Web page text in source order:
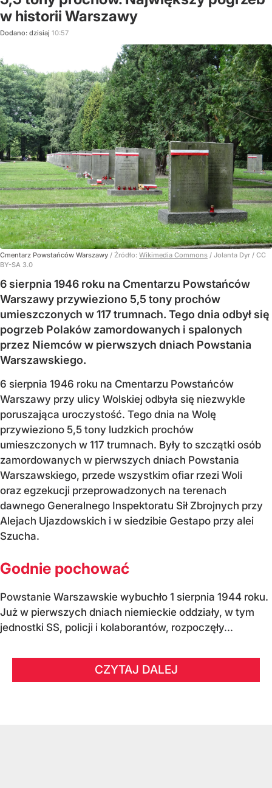
w historii Warszawy
Dodano: dzisiaj 10:57
Cmentarz Powstańców Warszawy / Źródło: Wikimedia Commons / Jolanta Dyr / CC
BY-SA 3.0
6 sierpnia 1946 roku na Cmentarzu Powstańców
Warszawy przywieziono 5,5 tony prochów
umieszczonych w 117 trumnach. Tego dnia odbył się
pogrzeb Polaków zamordowanych i spalonych
przez Niemców w pierwszych dniach Powstania
Warszawskiego.
6 sierpnia 1946 roku na Cmentarzu Powstańców
Warszawy przy ulicy Wolskiej odbyła się niezwykle
poruszająca uroczystość. Tego dnia na Wolę
przywieziono 5,5 tony ludzkich prochów
umieszczonych w 117 trumnach. Były to szczątki osób
zamordowanych w pierwszych dniach Powstania
Warszawskiego, przede wszystkim ofiar rzezi Woli
oraz egzekucji przeprowadzonych na terenach
dawnego Generalnego Inspektoratu Sił Zbrojnych przy
Alejach Ujazdowskich i w siedzibie Gestapo przy alei
Szucha.
Godnie pochować
Powstanie Warszawskie wybuchło 1 sierpnia 1944 roku.
Już w pierwszych dniach niemieckie oddziały, w tym
jednostki SS, policji i kolaborantów, rozpoczęły...
CZYTAJ DALEJ